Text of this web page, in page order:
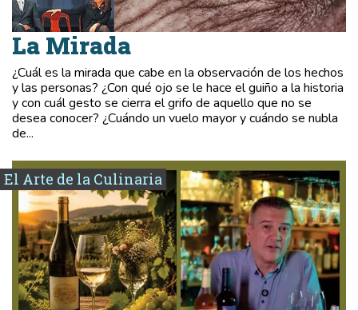
La Mirada
¿Cuál es la mirada que cabe en la observación de los hechos
y las personas? ¿Con qué ojo se le hace el guiño a la historia
y con cuál gesto se cierra el grifo de aquello que no se
desea conocer? ¿Cuándo un vuelo mayor y cuándo se nubla
de...
El Arte de la Culinaria